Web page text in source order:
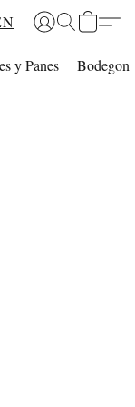
y Panes Bodegon